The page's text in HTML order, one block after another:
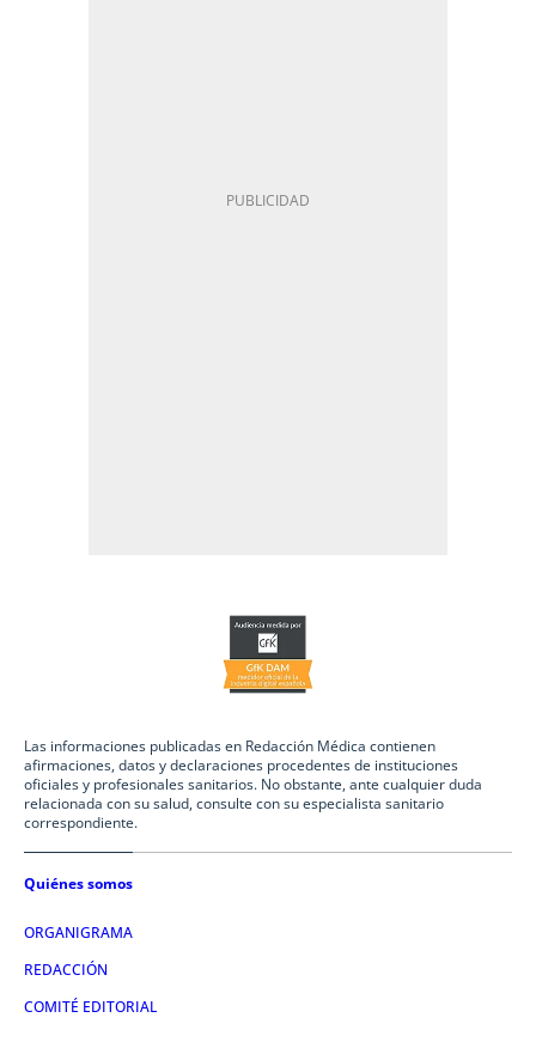
Las informaciones publicadas en Redacción Médica contienen
afirmaciones, datos y declaraciones procedentes de instituciones
oficiales y profesionales sanitarios. No obstante, ante cualquier duda
relacionada con su salud, consulte con su especialista sanitario
correspondiente.
Quiénes somos
ORGANIGRAMA
REDACCIÓN
COMITÉ EDITORIAL